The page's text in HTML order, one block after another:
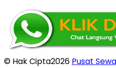
© Hak Cipta2026 Pusat